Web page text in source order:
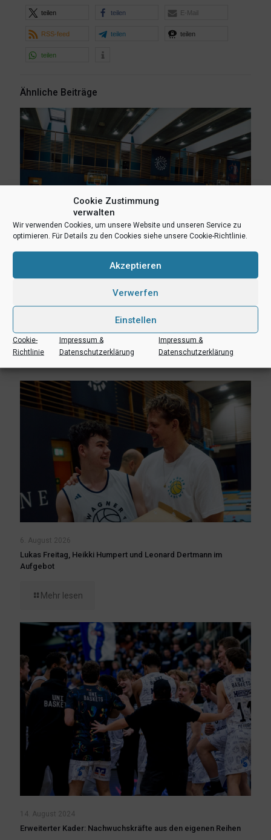
Cookie Zustimmung
verwalten
Wir verwenden Cookies, um unsere Website und unseren Service zu
optimieren. Für Details zu den Cookies siehe unsere Cookie-Richtlinie.
Akzeptieren
Verwerfen
Einstellen
Cookie-
Richtlinie
Impressum &
Datenschutzerklärung
Impressum &
Datenschutzerklärung
teilen teilen E-Mail
RSS-feed teilen teilen
teilen
Ähnliche Beiträge
Mehr lesen
6. August 2026
Lukas Freitag, Heikki Humpert und Leonard Dertmann im
Aufgebot
Mehr lesen
14. August 2024
Erweiterter Kader: Nachwuchskräfte aus den eigenen Reihen